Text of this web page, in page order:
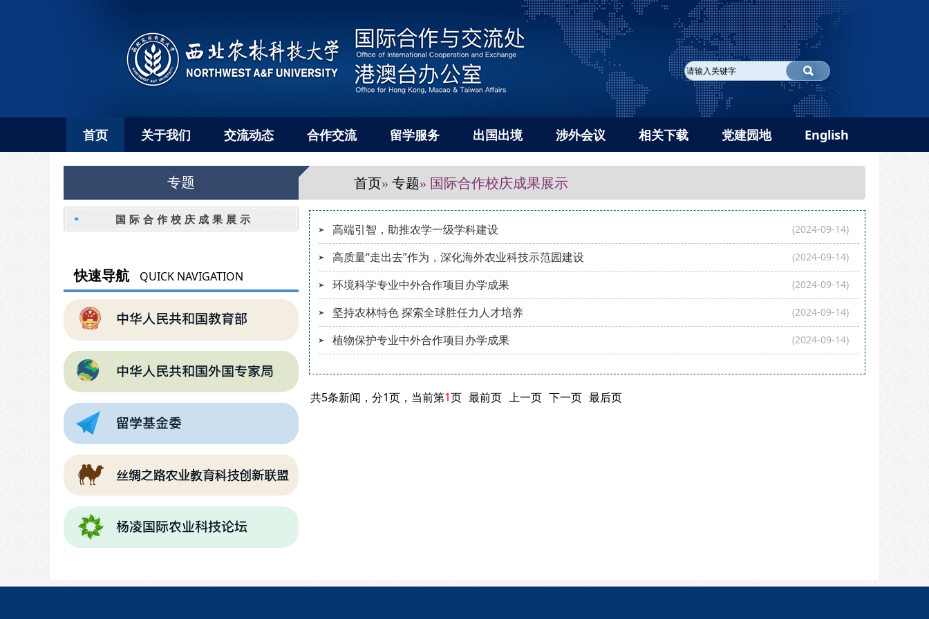
首页 关于我们 交流动态 合作交流 留学服务 出国出境 涉外会议 相关下载 党建园地 English
专题 首页» 专题» 国际合作校庆成果展示
国际合作校庆成果展示
快速导航 QUICK NAVIGATION
(2024-09-14)
高端引智，助推农学一级学科建设
(2024-09-14)
高质量“走出去”作为，深化海外农业科技示范园建设
(2024-09-14)
环境科学专业中外合作项目办学成果
(2024-09-14)
坚持农林特色 探索全球胜任力人才培养
(2024-09-14)
植物保护专业中外合作项目办学成果
共5条新闻，分1页，当前第1页 最前页 上一页 下一页 最后页